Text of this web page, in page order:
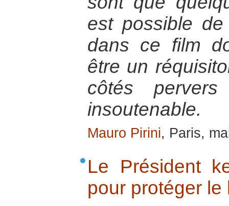
est possible
dans ce film
être un
côtés pervers
insoutenable.
Mauro Pirini, Paris,
Le Président
pour protéger le